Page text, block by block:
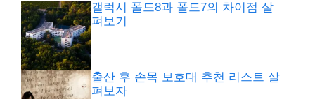
갤럭시 폴드8과 폴드7의 차이점 살
펴보기
출산 후 손목 보호대 추천 리스트 살
펴보자